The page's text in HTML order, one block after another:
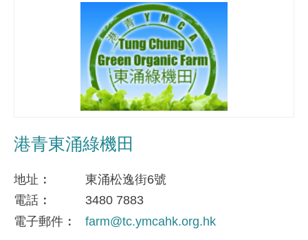
港青東涌綠機田
地址
東涌松逸街6號
電話
3480 7883
電子郵件
farm@tc.ymcahk.org.hk